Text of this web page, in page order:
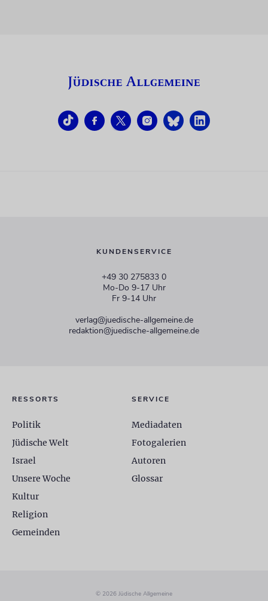
KUNDENSERVICE
+49 30 275833 0
Mo-Do 9-17 Uhr
Fr 9-14 Uhr
verlag@juedische-allgemeine.de
redaktion@juedische-allgemeine.de
RESSORTS
Politik
Jüdische Welt
Israel
Unsere Woche
Kultur
Religion
Gemeinden
SERVICE
Mediadaten
Fotogalerien
Autoren
Glossar
© 2026 Jüdische Allgemeine